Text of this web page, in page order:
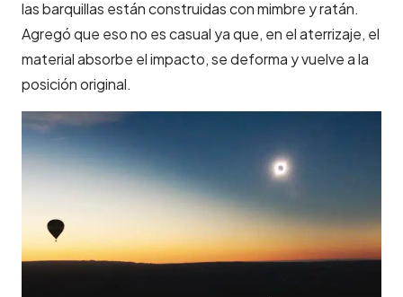
las barquillas están construidas con mimbre y ratán.
Agregó que eso no es casual ya que, en el aterrizaje, el
material absorbe el impacto, se deforma y vuelve a la
posición original.